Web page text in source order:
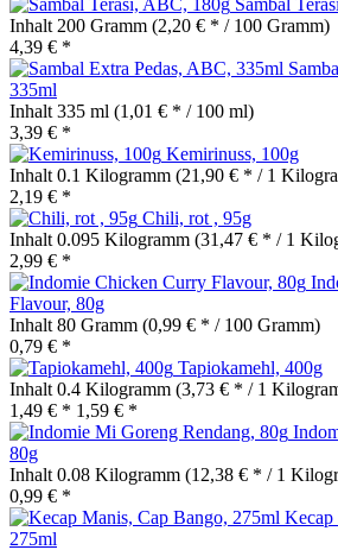
Inhalt 200 Gramm (2,20 € * / 100 Gramm)
4,39 € *
335ml
Inhalt 335 ml (1,01 € * / 100 ml)
3,39 € *
Kemirinuss, 100g
Inhalt 0.1 Kilogramm (21,90 € * / 1
2,19 € *
Chili, rot , 95g
Inhalt 0.095 Kilogramm (31,47 € * / 1
2,99 € *
Flavour, 80g
Inhalt 80 Gramm (0,99 € * / 100 Gramm)
0,79 € *
Tapiokamehl, 400g
Inhalt 0.4 Kilogramm (3,73 € * / 1
1,49 € * 1,59 € *
80g
Inhalt 0.08 Kilogramm (12,38 € * / 1
0,99 € *
Kecap
275ml